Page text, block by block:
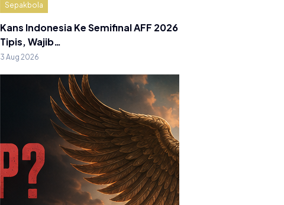
Sepakbola
Kans Indonesia Ke Semifinal AFF 2026
Tipis, Wajib…
3 Aug 2026